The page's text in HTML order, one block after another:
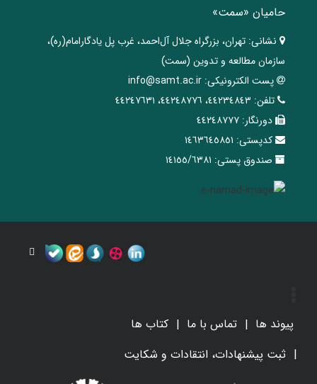
حامیان «سمت»
نشانی: تهران، ‌بزرگراه ‌جلال آل‌احمد، غرب پل يادگار‌امام(ره)‌،
سازمان مطالعه و تدوین‌ (سمت)
پست الکترونیکی: info@samt.ac.ir
تلفن: ٤٤٢٣٤٨٤٣، ٤٤٢٤٨٧٧٦، ٤٤٢٤٧٦٣١
دورنگار: ٤٤٢٤٨٧٧٧
کدپستی: ١٤٦٣٦٤٥٨٥١
صندوق پستی: ١٤١٥٥/٦٣٨١
پیوند ها تماس با ما
کتاب ها
ثبت پیشنهادات، انتقادات و شکایت